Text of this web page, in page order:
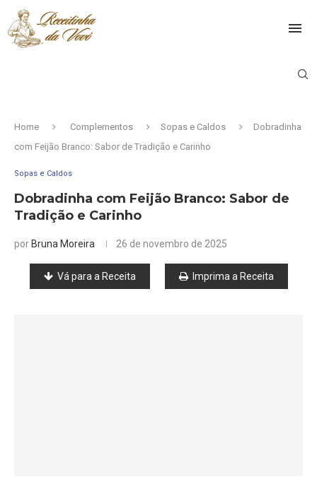
Home Complementos Sopas e Caldos
Dobradinha
com Feijão Branco: Sabor de Tradição e Carinho
Sopas e Caldos
Dobradinha com Feijão Branco: Sabor de
Tradição e Carinho
por Bruna Moreira 26 de novembro de 2025
Vá para a Receita Imprima a Receita